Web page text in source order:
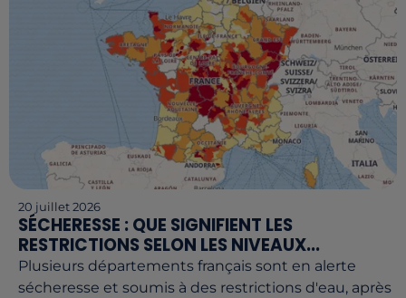
20 juillet 2026
SÉCHERESSE : QUE SIGNIFIENT LES
RESTRICTIONS SELON LES NIVEAUX...
Plusieurs départements français sont en alerte
sécheresse et soumis à des restrictions d'eau, après